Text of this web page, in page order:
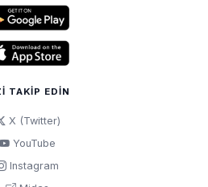
TAKIP EDIN
X (Twitter)
YouTube
Instagram